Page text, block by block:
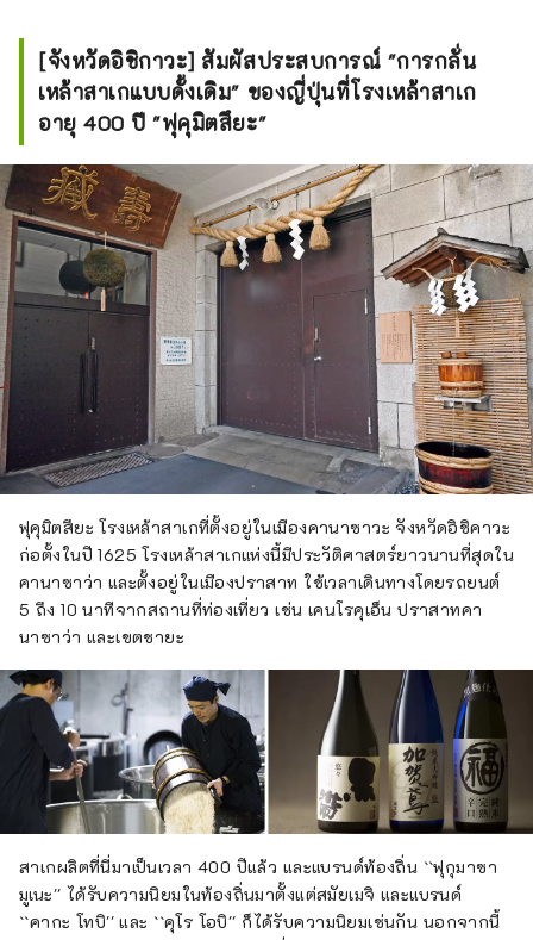
[จังหวัดอิชิกาวะ] สัมผัสประสบการณ์ "การกลั่น
เหล้าสาเกแบบดั้งเดิม" ของญี่ปุ่นที่โรงเหล้าสาเก
อายุ 400 ปี "ฟุคุมิตสึยะ"
ฟุคุมิตสึยะ โรงเหล้าสาเกที่ตั้งอยู่ในเมืองคานาซาวะ จังหวัดอิชิคาวะ
ก่อตั้งในปี 1625 โรงเหล้าสาเกแห่งนี้มีประวัติศาสตร์ยาวนานที่สุดใน
คานาซาว่า และตั้งอยู่ในเมืองปราสาท ใช้เวลาเดินทางโดยรถยนต์
5 ถึง 10 นาทีจากสถานที่ท่องเที่ยว เช่น เคนโรคุเอ็น ปราสาทคา
นาซาว่า และเขตชายะ
สาเกผลิตที่นี่มาเป็นเวลา 400 ปีแล้ว และแบรนด์ท้องถิ่น ``ฟุกุมาซา
มูเนะ'' ได้รับความนิยมในท้องถิ่นมาตั้งแต่สมัยเมจิ และแบรนด์
``คากะ โทบิ'' และ ``คุโร โอบิ'' ก็ได้รับความนิยมเช่นกัน นอกจากนี้